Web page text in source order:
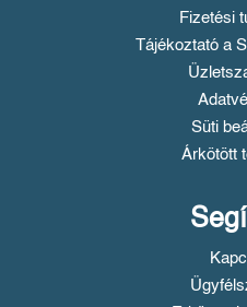
Fizetési
Tájékoztató a
Süti
Árkötött